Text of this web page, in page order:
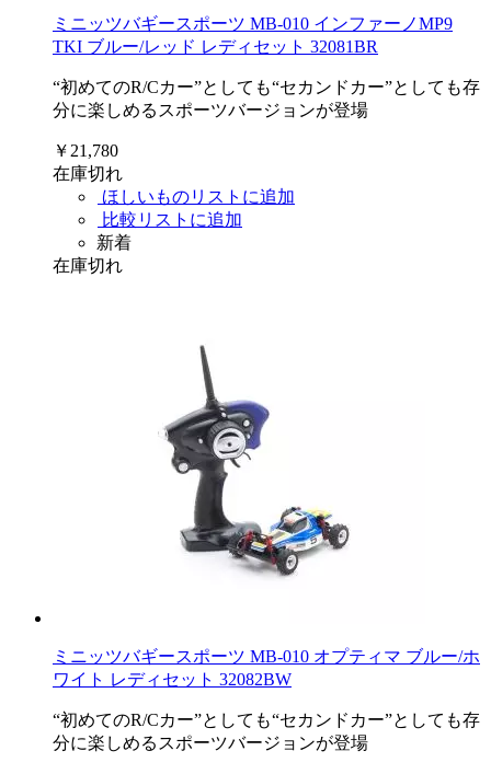
ミニッツバギースポーツ MB-010 インファーノMP9
TKI ブルー/レッド レディセット 32081BR
“初めてのR/Cカー”としても“セカンドカー”としても存
分に楽しめるスポーツバージョンが登場
￥21,780
在庫切れ
ほしいものリストに追加
比較リストに追加
新着
在庫切れ
ミニッツバギースポーツ MB-010 オプティマ ブルー/ホ
ワイト レディセット 32082BW
“初めてのR/Cカー”としても“セカンドカー”としても存
分に楽しめるスポーツバージョンが登場